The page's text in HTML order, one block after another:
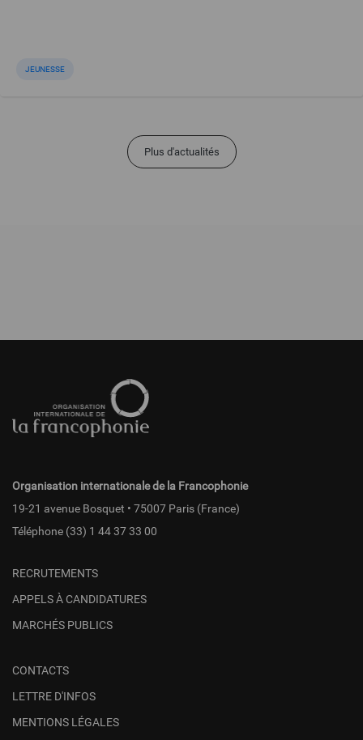
JEUNESSE
Plus d'actualités
page
Organisation internationale de la Francophonie
19-21 avenue Bosquet • 75007 Paris (France)
Téléphone (33) 1 44 37 33 00
RECRUTEMENTS
APPELS À CANDIDATURES
MARCHÉS PUBLICS
CONTACTS
LETTRE D'INFOS
MENTIONS LÉGALES